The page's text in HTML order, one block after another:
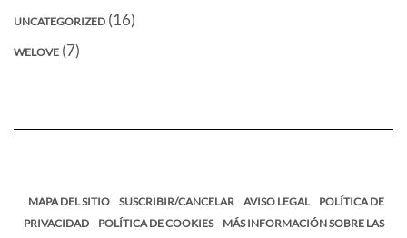
UNCATEGORIZED (16)
WELOVE (7)
MAPA DEL SITIO SUSCRIBIR/CANCELAR AVISO LEGAL
POLÍTICA DE
PRIVACIDAD
POLÍTICA DE COOKIES MÁS INFORMACIÓN SOBRE LAS